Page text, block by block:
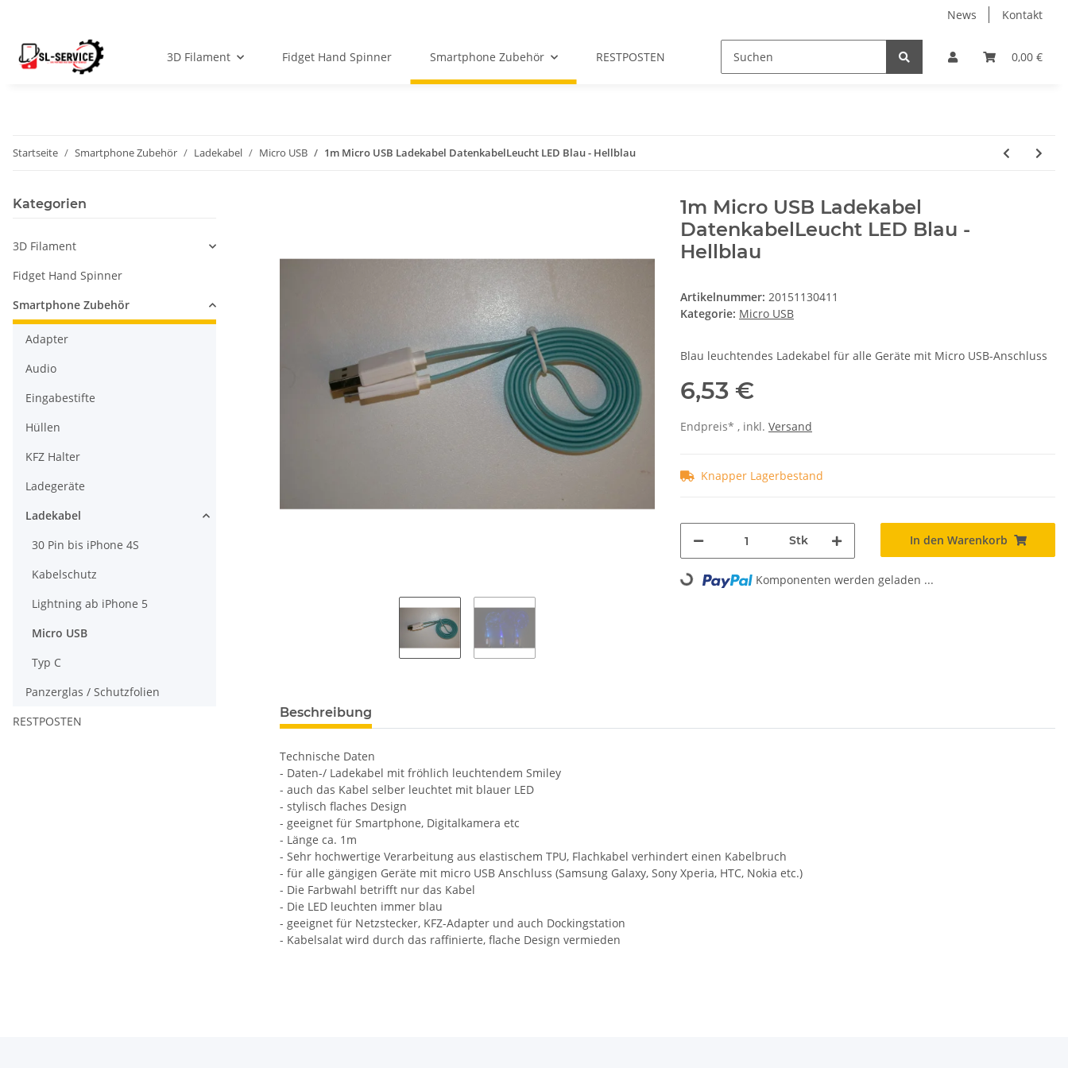
News Kontakt
0,00 €
3D Filament Fidget Hand Spinner Smartphone Zubehör RESTPOSTEN
Startseite Smartphone Zubehör Ladekabel Micro USB 1m Micro USB Ladekabel DatenkabelLeucht LED Blau - Hellblau
1m Micro USB Ladekabel
DatenkabelLeucht LED Blau -
Hellblau
Artikelnummer: 20151130411
Kategorie: Micro USB
Blau leuchtendes Ladekabel für alle Geräte mit Micro USB-Anschluss
6,53 €
Endpreis* , inkl. Versand
Knapper Lagerbestand
Stk In den Warenkorb
Loading... Komponenten werden geladen ...
Beschreibung
Technische Daten
- Daten-/ Ladekabel mit fröhlich leuchtendem Smiley
- auch das Kabel selber leuchtet mit blauer LED
- stylisch flaches Design
- geeignet für Smartphone, Digitalkamera etc
- Länge ca. 1m
- Sehr hochwertige Verarbeitung aus elastischem TPU, Flachkabel verhindert einen Kabelbruch
- für alle gängigen Geräte mit micro USB Anschluss (Samsung Galaxy, Sony Xperia, HTC, Nokia etc.)
- Die Farbwahl betrifft nur das Kabel
- Die LED leuchten immer blau
- geeignet für Netzstecker, KFZ-Adapter und auch Dockingstation
- Kabelsalat wird durch das raffinierte, flache Design vermieden
Kategorien
3D Filament
Fidget Hand Spinner
Smartphone Zubehör
Adapter
Audio
Eingabestifte
Hüllen
KFZ Halter
Ladegeräte
Ladekabel
30 Pin bis iPhone 4S
Kabelschutz
Lightning ab iPhone 5
Micro USB
Typ C
Panzerglas / Schutzfolien
RESTPOSTEN